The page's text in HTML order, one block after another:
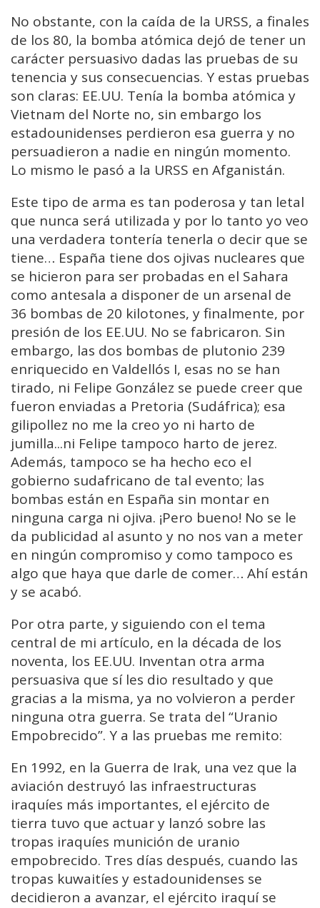
No obstante, con la caída de la URSS, a finales
de los 80, la bomba atómica dejó de tener un
carácter persuasivo dadas las pruebas de su
tenencia y sus consecuencias. Y estas pruebas
son claras: EE.UU. Tenía la bomba atómica y
Vietnam del Norte no, sin embargo los
estadounidenses perdieron esa guerra y no
persuadieron a nadie en ningún momento.
Lo mismo le pasó a la URSS en Afganistán.
Este tipo de arma es tan poderosa y tan letal
que nunca será utilizada y por lo tanto yo veo
una verdadera tontería tenerla o decir que se
tiene… España tiene dos ojivas nucleares que
se hicieron para ser probadas en el Sahara
como antesala a disponer de un arsenal de
36 bombas de 20 kilotones, y finalmente, por
presión de los EE.UU. No se fabricaron. Sin
embargo, las dos bombas de plutonio 239
enriquecido en Valdellós I, esas no se han
tirado, ni Felipe González se puede creer que
fueron enviadas a Pretoria (Sudáfrica); esa
gilipollez no me la creo yo ni harto de
jumilla...ni Felipe tampoco harto de jerez.
Además, tampoco se ha hecho eco el
gobierno sudafricano de tal evento; las
bombas están en España sin montar en
ninguna carga ni ojiva. ¡Pero bueno! No se le
da publicidad al asunto y no nos van a meter
en ningún compromiso y como tampoco es
algo que haya que darle de comer… Ahí están
y se acabó.
Por otra parte, y siguiendo con el tema
central de mi artículo, en la década de los
noventa, los EE.UU. Inventan otra arma
persuasiva que sí les dio resultado y que
gracias a la misma, ya no volvieron a perder
ninguna otra guerra. Se trata del “Uranio
Empobrecido”. Y a las pruebas me remito:
En 1992, en la Guerra de Irak, una vez que la
aviación destruyó las infraestructuras
iraquíes más importantes, el ejército de
tierra tuvo que actuar y lanzó sobre las
tropas iraquíes munición de uranio
empobrecido. Tres días después, cuando las
tropas kuwaitíes y estadounidenses se
decidieron a avanzar, el ejército iraquí se